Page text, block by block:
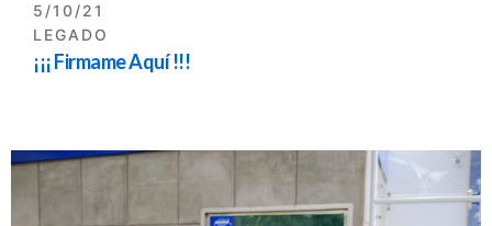
5/10/21
LEGADO
¡¡¡ Firmame Aquí !!!